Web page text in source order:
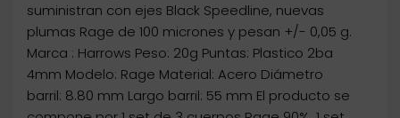
suministran con ejes Black Speedline, nuevas
plumas Rage de 100 micrones y pesan +/- 0,05 g.
Marca : Harrows Peso: 20g Puntas: Plastico 2ba
4mm Modelo: Rage Material: Acero Diámetro
barril: 8.80 mm Largo barril: 55 mm El producto se